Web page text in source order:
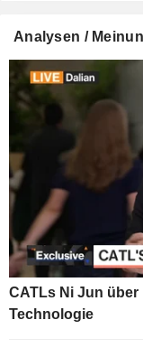
Analysen /
CATLs Ni Jun
Technologie